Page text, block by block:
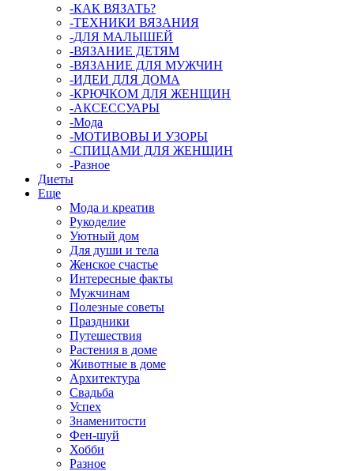
-КАК ВЯЗАТЬ?
-ТЕХНИКИ ВЯЗАНИЯ
-ДЛЯ МАЛЫШЕЙ
-ВЯЗАНИЕ ДЕТЯМ
-ВЯЗАНИЕ ДЛЯ МУЖЧИН
-ИДЕИ ДЛЯ ДОМА
-КРЮЧКОМ ДЛЯ ЖЕНЩИН
-AКСЕССУАРЫ
-Мода
-МОТИВОВЫ И УЗОРЫ
-СПИЦАМИ ДЛЯ ЖЕНЩИН
-Разное
Диеты
Еще
Мода и креатив
Рукоделие
Уютный дом
Для души и тела
Женское счастье
Интересные факты
Мужчинам
Полезные советы
Праздники
Путешествия
Растения в доме
Животные в доме
Архитектура
Свадьба
Успех
Знаменитости
Фен-шуй
Хобби
Разное